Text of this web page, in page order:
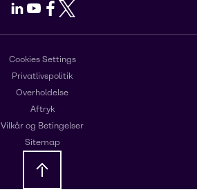
LinkedIn
Youtube
Facebook
X
Cookies Settings
Privatlivspolitik
Overholdelse
Aftryk
Vilkår og Betingelser
Sitemap